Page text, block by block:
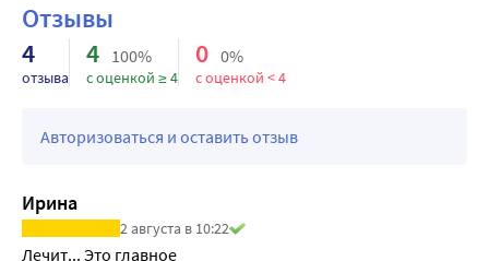
Отзывы
4
отзыва
4 100%
с оценкой ≥ 4
0 0%
с оценкой < 4
Авторизоваться и оставить отзыв
Ирина
2 августа в 10:22
Лечит... Это главное